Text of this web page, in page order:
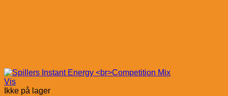
Vis
Ikke på lager